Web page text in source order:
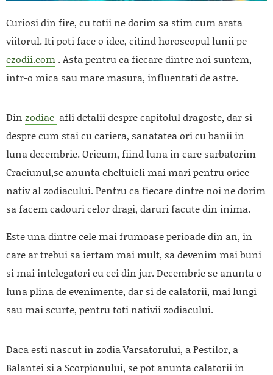
Curiosi din fire, cu totii ne dorim sa stim cum arata
viitorul. Iti poti face o idee, citind horoscopul lunii pe
ezodii.com . Asta pentru ca fiecare dintre noi suntem,
intr-o mica sau mare masura, influentati de astre.
Din zodiac afli detalii despre capitolul dragoste, dar si
despre cum stai cu cariera, sanatatea ori cu banii in
luna decembrie. Oricum, fiind luna in care sarbatorim
Craciunul,se anunta cheltuieli mai mari pentru orice
nativ al zodiacului. Pentru ca fiecare dintre noi ne dorim
sa facem cadouri celor dragi, daruri facute din inima.
Este una dintre cele mai frumoase perioade din an, in
care ar trebui sa iertam mai mult, sa devenim mai buni
si mai intelegatori cu cei din jur. Decembrie se anunta o
luna plina de evenimente, dar si de calatorii, mai lungi
sau mai scurte, pentru toti nativii zodiacului.
Daca esti nascut in zodia Varsatorului, a Pestilor, a
Balantei si a Scorpionului, se pot anunta calatorii in